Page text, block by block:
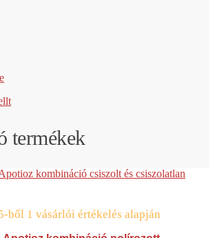
termékek
ből 1 vásárlói értékelés alapján